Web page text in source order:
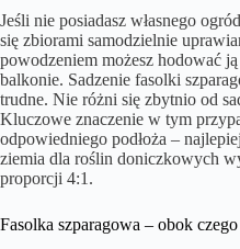
Jeśli nie posiadasz własnego
się zbiorami samodzielnie
powodzeniem możesz hodować
balkonie. Sadzenie fasolki
trudne. Nie różni się zbytnio od
Kluczowe znaczenie w tym
odpowiedniego podłoża –
ziemia dla roślin doniczkowych
proporcji 4:1.
Fasolka szparagowa – obok